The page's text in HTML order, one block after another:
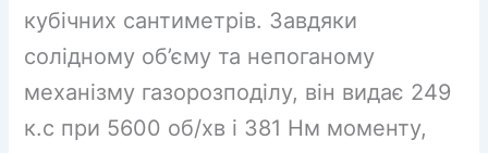
кубічних сантиметрів. Завдяки
солідному об’єму та непоганому
механізму газорозподілу, він видає 249
к.с при 5600 об/хв і 381 Нм моменту,